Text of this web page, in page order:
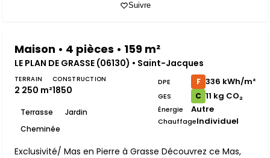
Suivre
Maison • 4 pièces • 159 m²
LE PLAN DE GRASSE (06130) • Saint-Jacques
TERRAIN
2 250 m²
CONSTRUCTION
1850
Terrasse
Jardin
Cheminée
DPE F 336 kWh/m²
GES C 11 kg CO₂
Énergie Autre
ChauffageIndividuel
Exclusivité/ Mas en Pierre à Grasse Découvrez ce Mas,